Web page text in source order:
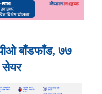
बाँडफाँड, ७७
सेयर